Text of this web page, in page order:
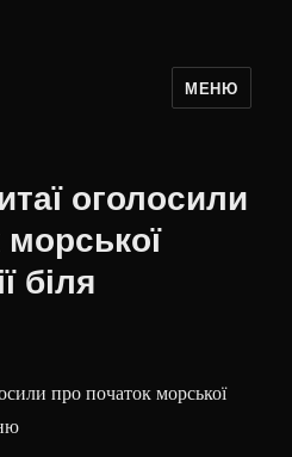
МЕНЮ
оголосили
біля